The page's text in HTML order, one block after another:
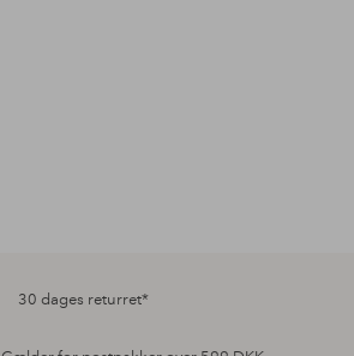
30 dages returret*